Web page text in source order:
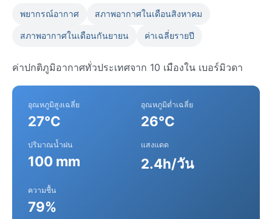
พยากรณ์อากาศ สภาพอากาศในเดือนสิงหาคม
สภาพอากาศในเดือนกันยายน ค่าเฉลี่ยรายปี
ค่าปกติภูมิอากาศทั่วประเทศจาก 10 เมืองใน เบอร์มิวดา
อุณหภูมิสูงเฉลี่ย
27°C
อุณหภูมิต่ำเฉลี่ย
26°C
ปริมาณน้ำฝน
100 mm
แสงแดด
2.4h/วัน
ความชื้น
79%